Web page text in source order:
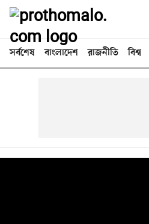
সর্বশেষ বাংলাদেশ রাজনীতি বিশ্ব